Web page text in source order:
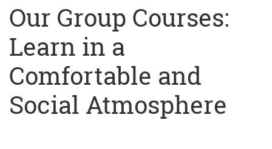
Our Group Courses:
Learn in a
Comfortable and
Social Atmosphere